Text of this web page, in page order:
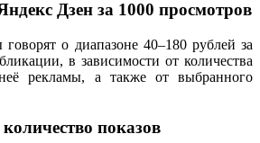
Дзен за 1000 просмотров
о диапазоне 40–180 рублей за
в зависимости от количества
рекламы, а также от выбранного
показов